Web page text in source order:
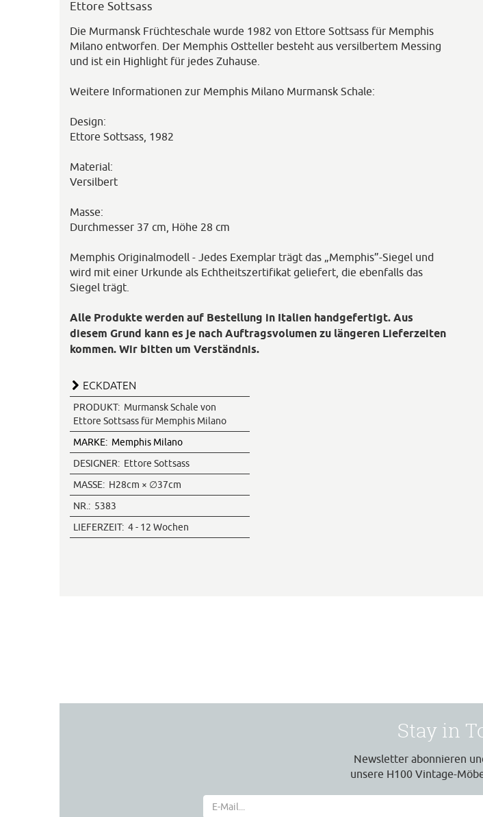
Ettore Sottsass
Die Murmansk Früchteschale wurde 1982 von Ettore Sottsass für Memphis
Milano entworfen. Der Memphis Ostteller besteht aus versilbertem Messing
und ist ein Highlight für jedes Zuhause.
Weitere Informationen zur Memphis Milano Murmansk Schale:
Design:
Ettore Sottsass, 1982
Material:
Versilbert
Masse:
Durchmesser 37 cm, Höhe 28 cm
Memphis Originalmodell - Jedes Exemplar trägt das „Memphis”-Siegel und
wird mit einer Urkunde als Echtheitszertifikat geliefert, die ebenfalls das
Siegel trägt.
Alle Produkte werden auf Bestellung in Italien handgefertigt. Aus
diesem Grund kann es je nach Auftragsvolumen zu längeren Lieferzeiten
kommen. Wir bitten um Verständnis.
ECKDATEN
PRODUKT: Murmansk Schale von
Ettore Sottsass für Memphis Milano
MARKE: Memphis Milano
DESIGNER: Ettore Sottsass
MASSE: H28cm × ∅37cm
NR.: 5383
LIEFERZEIT: 4 - 12 Wochen
Stay in
Newsletter abonnieren
unsere H100 Vintage-